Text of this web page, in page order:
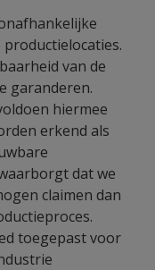
van de
garanderen.
hiermee
erkend als
dat we
claimen dan
toegepast voor